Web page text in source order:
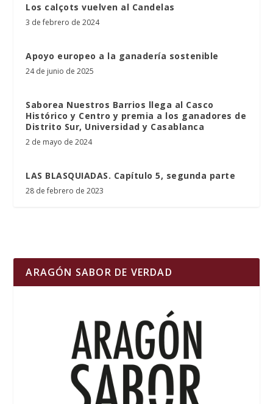
Los calçots vuelven al Candelas
3 de febrero de 2024
Apoyo europeo a la ganadería sostenible
24 de junio de 2025
Saborea Nuestros Barrios llega al Casco
Histórico y Centro y premia a los ganadores de
Distrito Sur, Universidad y Casablanca
2 de mayo de 2024
LAS BLASQUIADAS. Capítulo 5, segunda parte
28 de febrero de 2023
ARAGÓN SABOR DE VERDAD